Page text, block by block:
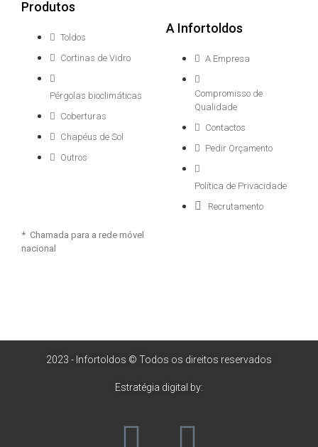
Produtos
Toldos
Cortinas de Vidro
Pérgolas bioclimáticas
Coberturas
Chapéus de Sol
Outros
A Infortoldos
A Empresa
Compromisso de
Qualidade
Contactos
Pedir Orçamento
Política de Privacidade
Recrutamento
* Chamada para a rede móvel
nacional
2023 - Infortoldos © Todos os direitos reservados
Estratégia digital by: